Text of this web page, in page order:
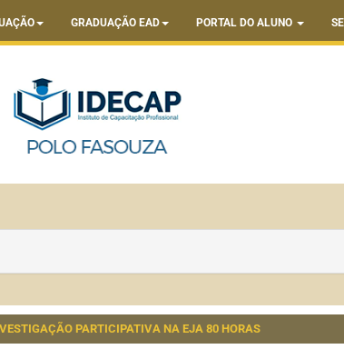
GRADUAÇÃO EAD PORTAL DO ALUNO
PARTICIPATIVA NA EJA 80 HORAS